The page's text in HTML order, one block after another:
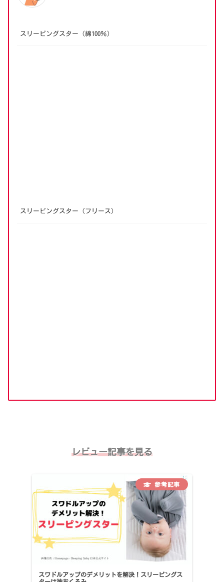
スリーピングスター（綿100％）
スリーピングスター（フリース）
レビュー記事を見る
スワドルアップのデメリットを解決！スリーピングス